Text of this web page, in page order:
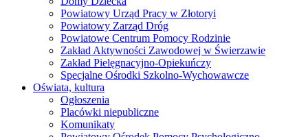
Powiatowy Urząd Pracy w Złotoryi
Powiatowy Zarząd Dróg
Powiatowe Centrum Pomocy Rodzinie
Zakład Aktywności Zawodowej w Świerzawie
Zakład Pielęgnacyjno-Opiekuńczy
Specjalne Ośrodki Szkolno-Wychowawcze
Oświata, kultura
Ogłoszenia
Placówki niepubliczne
Komunikaty